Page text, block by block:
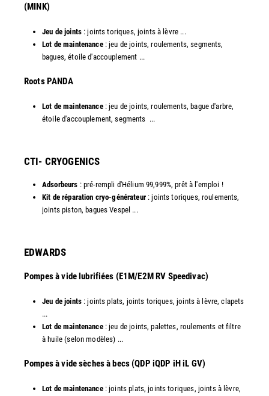
(MINK)
Jeu de joints: joints toriques, joints à lèvre ...
Lot de maintenance: jeu de joints, roulements, segments,
bagues, étoile d'accouplement ...
​Roots PANDA
Lot de maintenance: jeu de joints, roulements, bague d'arbre,
étoile d'accouplement, segments ...​
CTI- CRYOGENICS
Adsorbeurs : pré-rempli d'Hélium 99,999%, prêt à l'emploi !
Kit de réparation cryo-générateur: joints toriques, roulements,
joints piston, bagues Vespel ... ​
EDWARDS
Pompes à vide lubrifiées (E1M/E2M RV Speedivac)
Jeu de joints: joints plats, joints toriques, joints à lèvre, clapets
...
Lot de maintenance: jeu de joints, palettes, roulements et filtre
à huile (selon modèles) ...
​Pompes à vide sèches à becs (QDP iQDP iH iL GV)
Lot de maintenance: joints plats, joints toriques, joints à lèvre,